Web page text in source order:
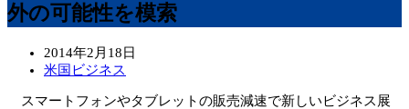
外の可能性を模索
2014年2月18日
米国ビジネス
スマートフォンやタブレットの販売減速で新しいビジネス展